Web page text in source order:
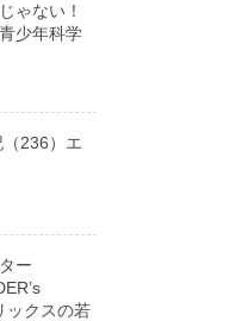
ゃない！
少年科学
236）エ
ー
ックスの若